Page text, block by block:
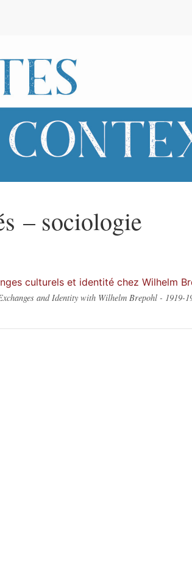
– sociologie
culturels et identité chez Wilhelm
and Identity with Wilhelm Brepohl - 1919-